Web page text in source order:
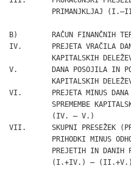
PRIMANJKLJAJ
B)        RAČUN FINANČNIH
IV.       PREJETA VRAČILA
KAPITALSKIH
V.        DANA POSOJILA IN
KAPITALSKIH
VI.       PREJETA MINUS DANA
SPREMEMBE
(IV. – V.)
VII.      SKUPNI PRESEŽEK
PRIHODKI MINUS
PREJETIH IN DANIH
(I.+IV.) –